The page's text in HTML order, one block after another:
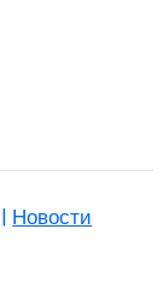
| Новости